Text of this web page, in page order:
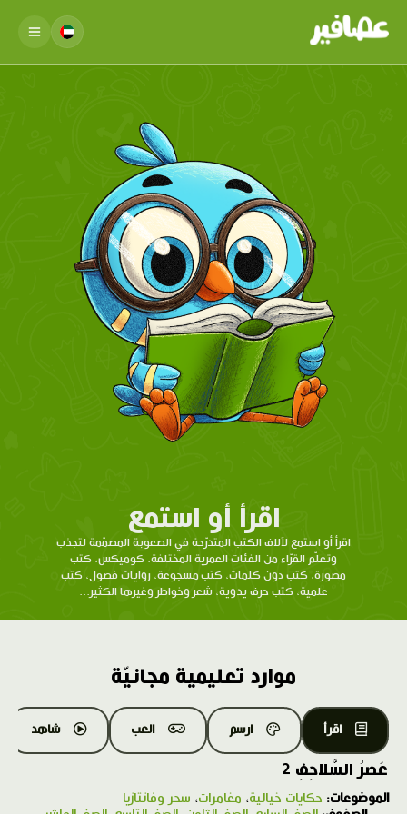
اقرأ أو استمع
اقرأ أو استمع لآلاف الكتب المتدرّحة في الصعوبة المصمّمة لتجذب
وتعلّم القرّاء من الفئات العمرية المختلفة. كوميكس، كتب
مصورة، كتب دون كلمات، كتب مسجوعة، روايات فصول، كتب
علمية، كتب حرف يدوية، شعر وخواطر وغيرها الكثير...
موارد تعليمية مجانيّة
اقرأ ارسم العب شاهد
عَصرُ السَّلاحِفِ 2
الموضوعات: حكايات خيالية، مغامرات، سحر وفانتازيا